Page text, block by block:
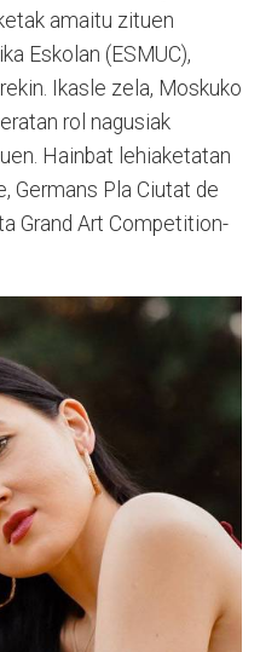
amaitu zituen
Eskolan (ESMUC),
Ikasle zela, Moskuko
rol nagusiak
Hainbat lehiaketatan
Germans Pla Ciutat de
Grand Art Competition-